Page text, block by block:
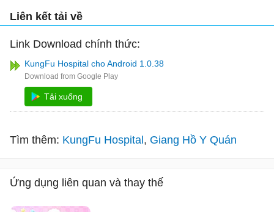
Liên kết tải về
Link Download chính thức:
KungFu Hospital cho Android 1.0.38
Tải xuống
Tìm thêm: KungFu Hospital Giang Hồ Y Quán
Ứng dụng liên quan và thay thế